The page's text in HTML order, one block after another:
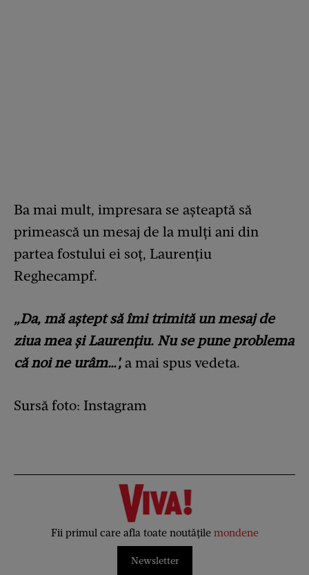
Ba mai mult, impresara se așteaptă să
primească un mesaj de la mulți ani din
partea fostului ei soț, Laurențiu
Reghecampf.
„Da, mă aștept să îmi trimită un mesaj de
ziua mea și Laurențiu. Nu se pune problema
că noi ne urâm…', a mai spus vedeta.
Sursă foto: Instagram
Fii primul care afla toate noutățile mondene
Newsletter